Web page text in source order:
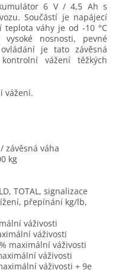
6 V / 4,5 Ah s
Součástí je napájecí
váhy je od -10 °C
nosnosti, pevné
je tato závěsná
vážení těžkých
vážení.
závěsná váha
kg
TOTAL, signalizace
přepínání kg/lb,
váživosti
váživosti
maximální váživosti
váživosti
váživosti + 9e